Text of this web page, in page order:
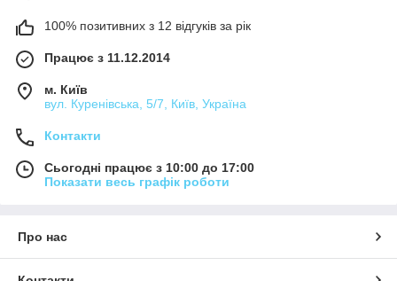
100% позитивних з 12 відгуків за рік
Працює з 11.12.2014
м. Київ
вул. Куренівська, 5/7, Київ, Україна
Контакти
Сьогодні працює з 10:00 до 17:00
Показати весь графік роботи
Про нас